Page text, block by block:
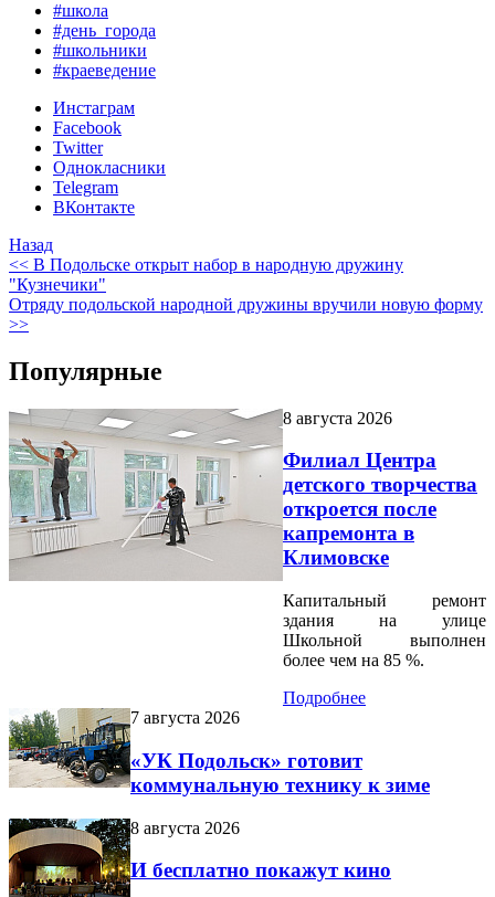
#школа
#день_города
#школьники
#краеведение
Инстаграм
Facebook
Twitter
Однокласники
Telegram
ВКонтакте
Назад
<< В Подольске открыт набор в народную дружину
"Кузнечики"
Отряду подольской народной дружины вручили новую форму
>>
Популярные
8 августа 2026
Филиал Центра
детского творчества
откроется после
капремонта в
Климовске
Капитальный ремонт
здания на улице
Школьной выполнен
более чем на 85 %.
Подробнее
7 августа 2026
«УК Подольск» готовит
коммунальную технику к зиме
8 августа 2026
И бесплатно покажут кино